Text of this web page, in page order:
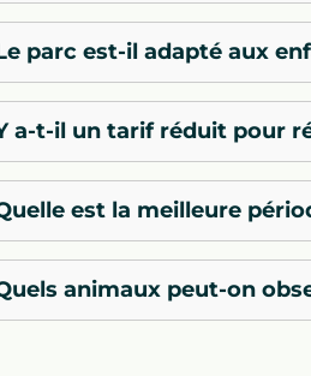
parc est-il adapté aux
a-t-il un tarif réduit pour
est la meilleure
animaux peut-on